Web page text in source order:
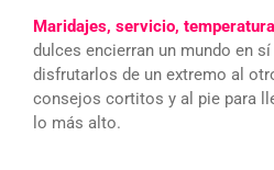
Maridajes, servicio,
dulces encierran un mundo en
disfrutarlos de un extremo al
consejos cortitos y al pie para
lo más alto.